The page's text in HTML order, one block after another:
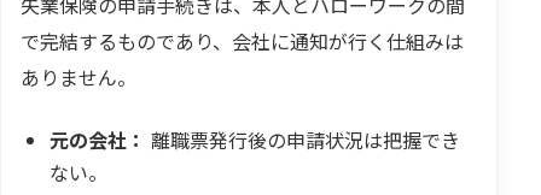
で完結するものであり、会社に通知が行く仕組みは
ありません。
元の会社： 離職票発行後の申請状況は把握でき
ない。